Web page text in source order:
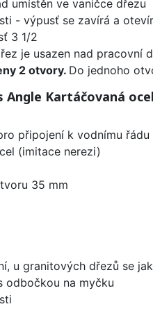
umístěn ve vaničce dřezu
- výpusť se zavírá a
3 1/2
je usazen nad pracovní
2 otvory. Do jednoho
Angle Kartáčovaná ocel
připojení k vodnímu
(imitace nerezi)
35 mm
u granitových dřezů se
odbočkou na myčku